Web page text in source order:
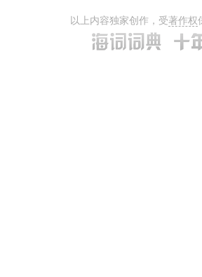
以上内容独家创作，受著作权